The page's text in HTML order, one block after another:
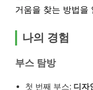
거움을 찾는 방법을
나의 경험
부스 탐방
첫 번째 부스: 디자